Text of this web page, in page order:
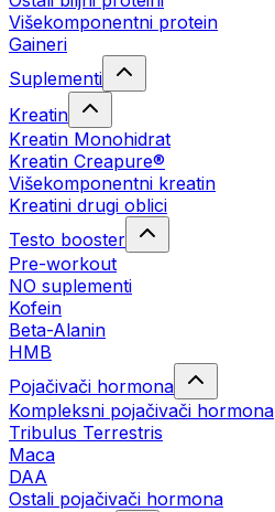
Višekomponentni protein
Gaineri
Suplementi
Kreatin
Kreatin Monohidrat
Kreatin Creapure®
Višekomponentni kreatin
Kreatini drugi oblici
Testo booster
Pre-workout
NO suplementi
Kofein
Beta-Alanin
HMB
Pojačivači hormona
Kompleksni pojačivači hormona
Tribulus Terrestris
Maca
DAA
Ostali pojačivači hormona